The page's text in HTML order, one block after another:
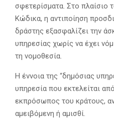
σφετερίσματα. Στο πλαίσιο
Κώδικα, η αντιποίηση
δράστης εξασφαλίζει την
υπηρεσίας χωρίς να έχει
τη νομοθεσία.
Η έννοια της “δημόσιας
υπηρεσία που εκτελείται
εκπρόσωπος του κράτους,
αμειβόμενη ή αμισθί.